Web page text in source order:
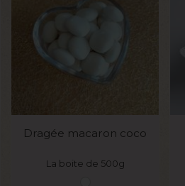
Dragée macaron coco
La boite de 500g